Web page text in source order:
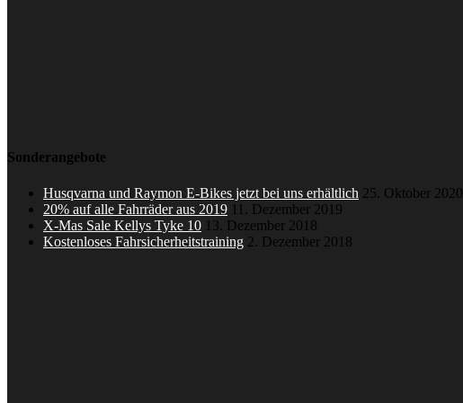
Sonderangebote
Husqvarna und Raymon E-Bikes jetzt bei uns erhältlich 25. Oktober 2020
20% auf alle Fahrräder aus 2019 11. Dezember 2019
X-Mas Sale Kellys Tyke 10 13. Dezember 2018
Kostenloses Fahrsicherheitstraining 2. Dezember 2018